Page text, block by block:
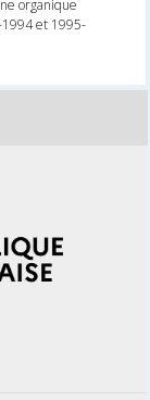
organique
et 1995-